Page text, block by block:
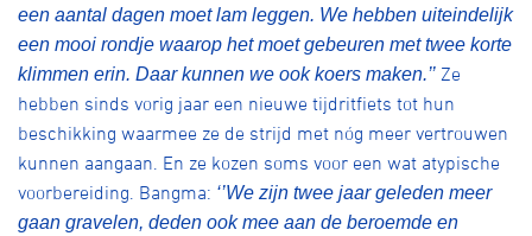
een aantal dagen moet lam leggen. We hebben uiteindelijk
een mooi rondje waarop het moet gebeuren met twee korte
klimmen erin. Daar kunnen we ook koers maken.’’ Ze
hebben sinds vorig jaar een nieuwe tijdritfiets tot hun
beschikking waarmee ze de strijd met nóg meer vertrouwen
kunnen aangaan. En ze kozen soms voor een wat atypische
voorbereiding. Bangma: ‘’We zijn twee jaar geleden meer
gaan gravelen, deden ook mee aan de beroemde en